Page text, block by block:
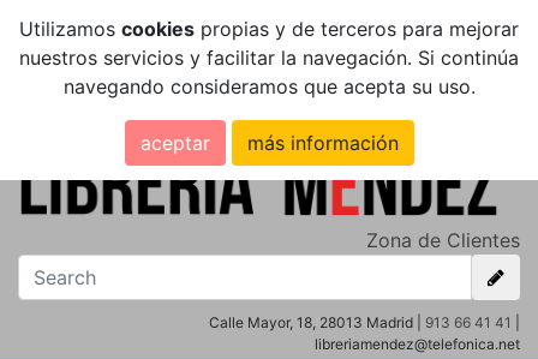
Utilizamos cookies propias y de terceros para mejorar
nuestros servicios y facilitar la navegación. Si continúa
navegando consideramos que acepta su uso.
aceptar más información
Zona de Clientes
Calle Mayor, 18, 28013 Madrid | 913 66 41 41
libreriamendez@telefonica.net